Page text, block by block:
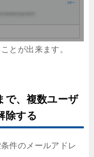
とが出来ます。
で、複数ユーザ
除する
件のメールアドレ